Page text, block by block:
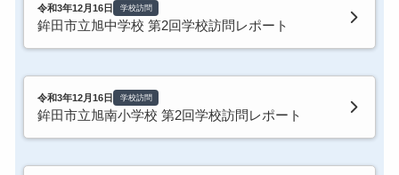
令和3年12月16日 学校訪問
鉾田市立旭中学校 第2回学校訪問レポート
令和3年12月16日 学校訪問
鉾田市立旭南小学校 第2回学校訪問レポート